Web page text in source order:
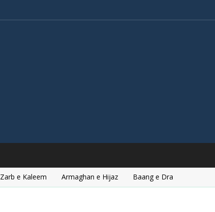
Zarb e Kaleem Armaghan e Hijaz Baang e Dra